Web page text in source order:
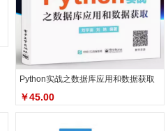
Python实战之数据库应用和数据获取
￥45.00